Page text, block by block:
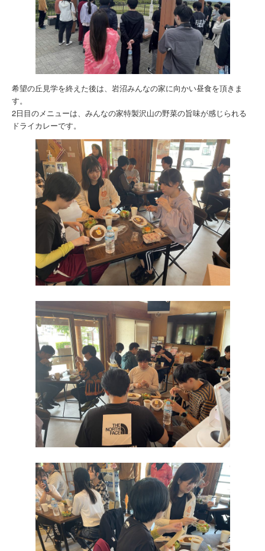
希望の丘見学を終えた後は、岩沼みんなの家に向かい昼食を頂きま
す。
2日目のメニューは、みんなの家特製沢山の野菜の旨味が感じられる
ドライカレーです。